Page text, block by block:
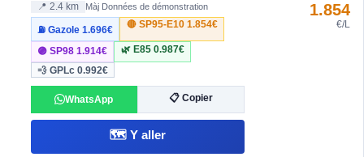
📍 2.4 km Màj Données de démonstration
⛽ Gazole1.696€
🔴 SP95-E10 1.854€
🟣 SP981.914€ 🌿 E85 0.987€
💨 GPLc0.992€
WhatsApp 📋 Copier
🗺️ Y aller
1.854
€/L